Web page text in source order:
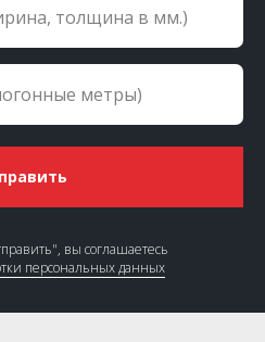
вы соглашаетесь
персональных данных